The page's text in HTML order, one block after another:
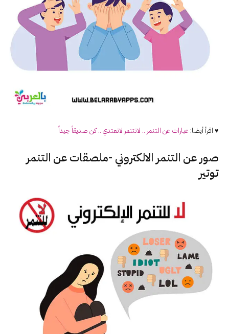
♥ اقرأ أيضا: عبارات عن التنمر .. لاتتنمر لاتعتدي .. كن صديقاً جيداً
صور عن التنمر الالكتروني -ملصقات عن التنمر
توتير